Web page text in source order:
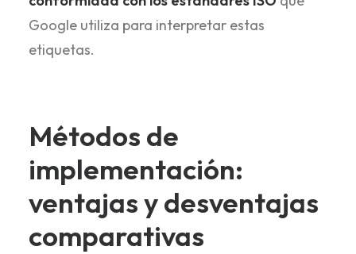
Google utiliza para interpretar estas
etiquetas.
Métodos de
implementación:
ventajas y desventajas
comparativas